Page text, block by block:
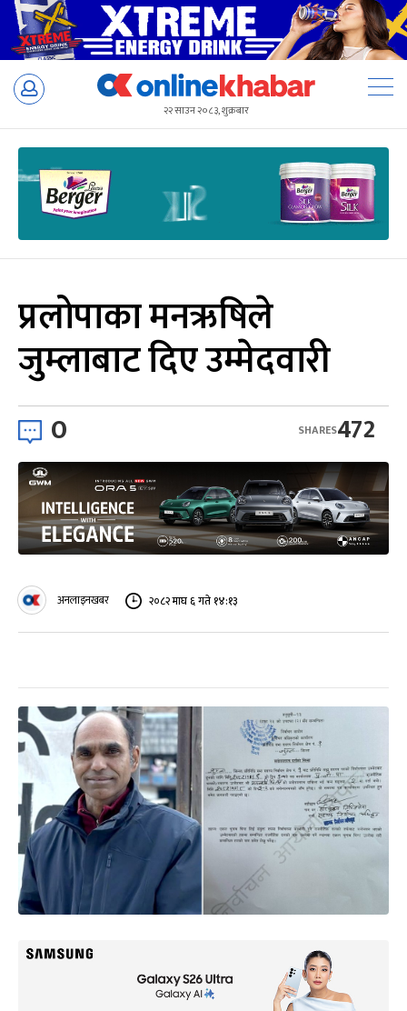
Skip
२२ साउन २०८३, शुक्रबार
प्रलोपाका मनऋषिले
जुम्लाबाट दिए उम्मेदवारी
0 472
SHARES
अनलाइनखबर २०८२ माघ ६ गते १४:१३